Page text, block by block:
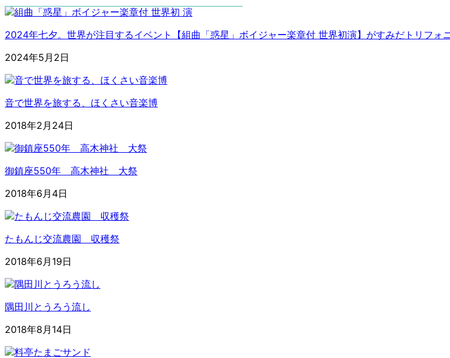
2024年七夕。世界が注目するイベント【組曲「惑星」ボイジャー楽章付 世界初演】がすみだトリフォ
2024年5月2日
音で世界を旅する、ほくさい音楽博
2018年2月24日
御鎮座550年 高木神社 大祭
2018年6月4日
たもんじ交流農園 収穫祭
2018年6月19日
隅田川とうろう流し
2018年8月14日